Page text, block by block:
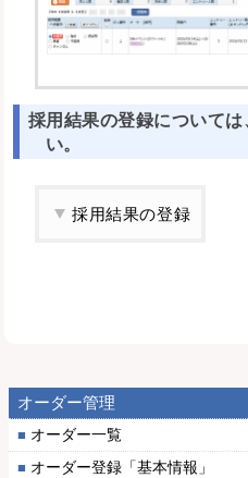
採用結果の登録について
い。
採用結果の登録
オーダー管理
オーダー一覧
オーダー登録「基本情報」